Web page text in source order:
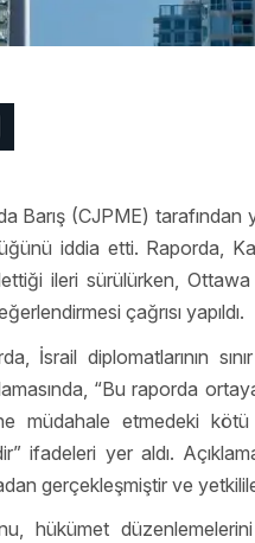
Barış (CJPME) tarafından
iddia etti. Raporda,
ileri sürülürken,
çağrısı yapıldı.
İsrail diplomatlarının
“Bu raporda
müdahale etmedeki kötü
ifadeleri yer aldı.
gerçekleşmiştir ve
hükümet